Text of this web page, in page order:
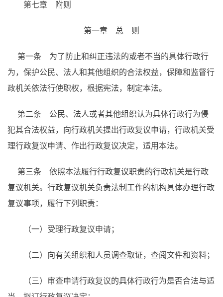
第七章 附则
第一章 总 则
第一条 为了防止和纠正违法的或者不当的具体行政行
为，保护公民、法人和其他组织的合法权益，保障和监督行
政机关依法行使职权，根据宪法，制定本法。
第二条 公民、法人或者其他组织认为具体行政行为侵
犯其合法权益，向行政机关提出行政复议申请，行政机关受
理行政复议申请、作出行政复议决定，适用本法。
第三条 依照本法履行行政复议职责的行政机关是行政
复议机关。行政复议机关负责法制工作的机构具体办理行政
复议事项，履行下列职责：
（一）受理行政复议申请；
（二）向有关组织和人员调查取证，查阅文件和资料；
（三）审查申请行政复议的具体行政行为是否合法与适